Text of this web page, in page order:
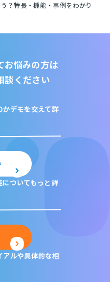
？特長・機能・事例をわかり
お悩みの方は
談ください
かデモを交えて詳
ついてもっと詳
アルや具体的な相